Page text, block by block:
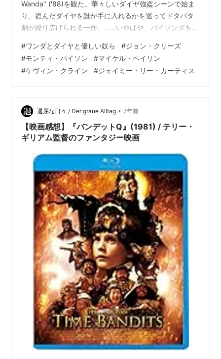
Wanda" ('88)を観た。華々しいダイヤ強盗シーンで始ま
り、盗んだダイヤを誰が手に入れるかを巡ってドタバタ
劇が繰り広げられる一作。……いやはや、パイソンズを辞
とダイヤと優しい奴ら [DVD] 発売日: 2003/11/21 メディ
ア: DVD あらすじ そこはかとなく漂うクリーズのアメリ
カへの憧れ 自分にラブシーンを書くなよクリーズ ペイリ
ンだけがいい人なのだなあ コメディ作品でアカデミー賞
に輝くなんて今では…… お…
#ワンダとダイヤと優しい奴ら #ジョン・クリーズ
#モンティ・パイソン #マイケル・ペイリン
#ケヴィン・クライン #ジェイミー・リー・カーティス
退屈な日々 / Der graue Alltag • 7年前
【映画感想】『バンデットQ』(1981) / テリー・
ギリアム監督のファンタジー映画